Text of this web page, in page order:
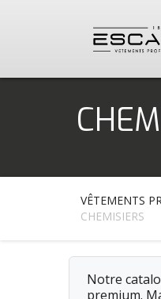
VÊTEMENTS
CHEMISIERS
Notre
premium.